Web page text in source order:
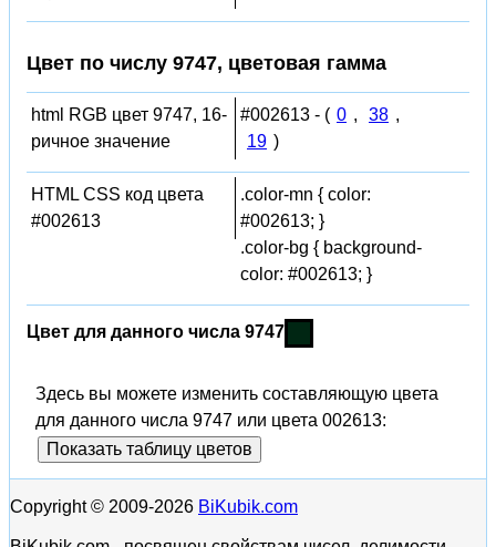
Цвет по числу 9747, цветовая гамма
html RGB цвет 9747, 16-
ричное значение
#002613 - ( 0 , 38 ,
19 )
HTML CSS код цвета
#002613
.color-mn { color:
#002613; }
.color-bg { background-
color: #002613; }
Цвет для данного числа 9747
Здесь вы можете изменить составляющую цвета
для данного числа 9747 или цвета 002613:
Показать таблицу цветов
Copyright © 2009-2026 BiKubik.com